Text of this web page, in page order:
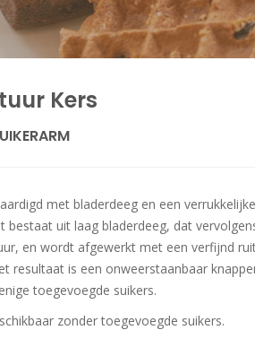
Kers
met bladerdeeg en een
bestaat uit laag bladerdeeg, dat
en wordt afgewerkt met een verfijnd
resultaat is een onweerstaanbaar
toegevoegde suikers.
zonder toegevoegde suikers.